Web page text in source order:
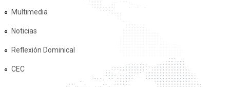
Multimedia
Noticias
Reflexión Dominical
CEC